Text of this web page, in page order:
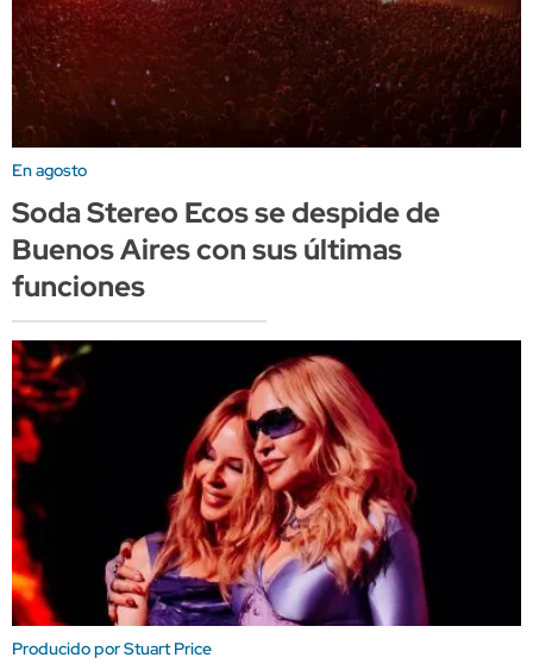
En agosto
Soda Stereo Ecos se despide de
Buenos Aires con sus últimas
funciones
Producido por Stuart Price